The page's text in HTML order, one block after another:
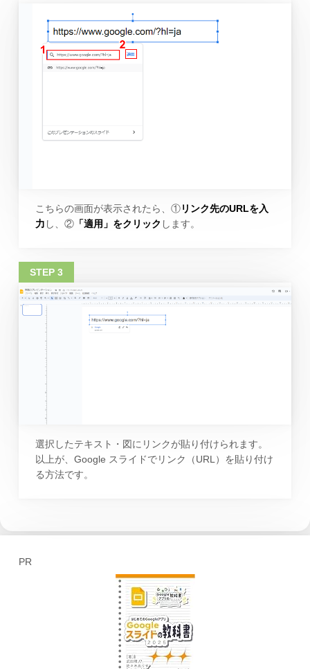
こちらの画面が表示されたら、①リンク先のURLを入
力 し、②「適用」をクリック します。
選択したテキスト・図にリンクが貼り付けられます。
以上が、Google スライドでリンク（URL）を貼り付け
る方法です。
PR